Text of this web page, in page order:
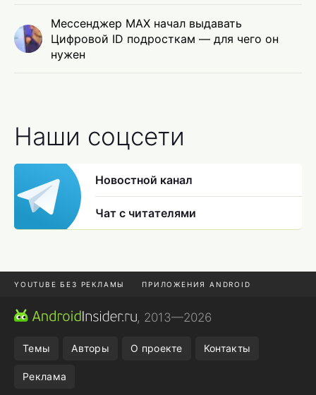
Мессенджер MAX начал выдавать
Цифровой ID подросткам — для чего он
нужен
Наши соцсети
Новостной канал
Чат с читателями
YOUTUBE БЕЗ РЕКЛАМЫ ПРИЛОЖЕНИЯ ANDROID
МЕССЕНДЖЕРЫ ONE UI 8.5
, 2013—2026
Темы Авторы О проекте Контакты
Реклама